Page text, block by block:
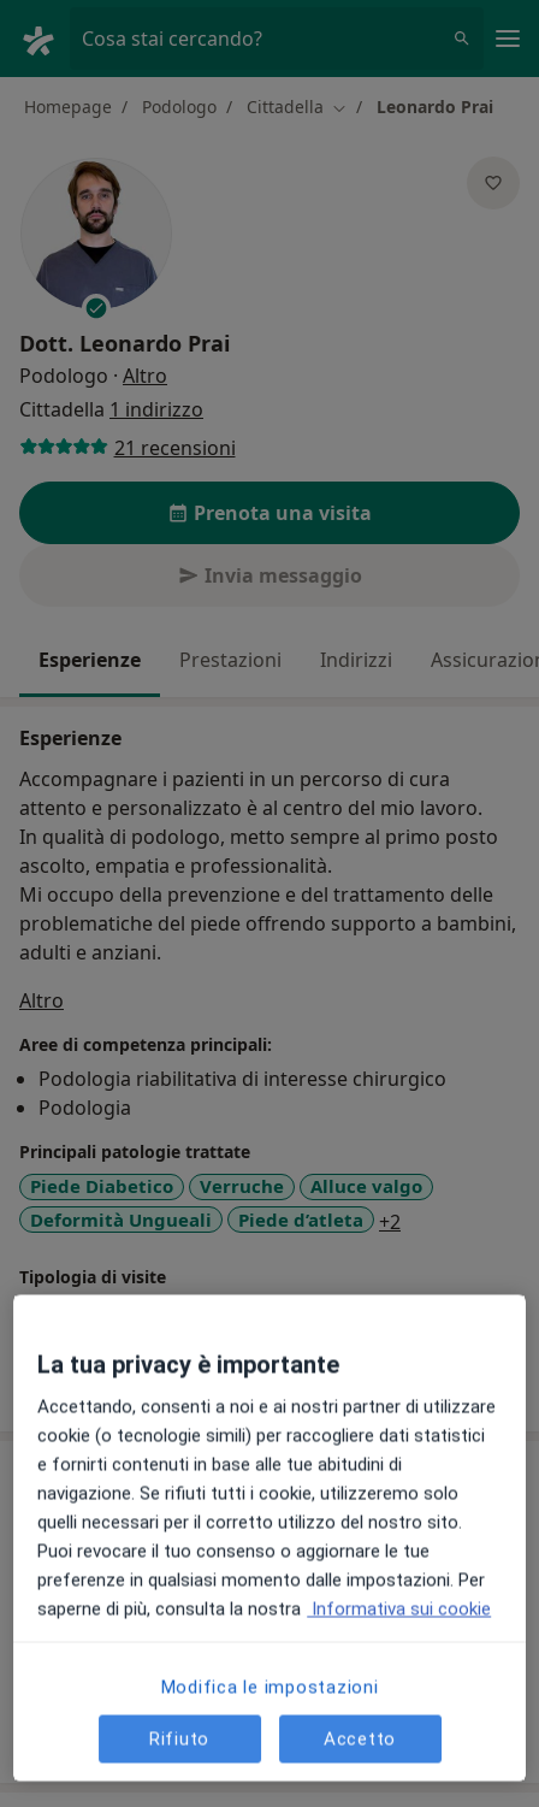
Cosa stai cercando?
Homepage Podologo Cittadella Cambia città
Leonardo Prai
Dott. Leonardo Prai
Podologo · Altro
Cittadella 1 indirizzo
21 recensioni
Prenota una visita
Invia messaggio
Esperienze Prestazioni Indirizzi
Esperienze
Accompagnare i pazienti in un percorso di cura
attento e personalizzato è al centro del mio lavoro.
In qualità di podologo, metto sempre al primo posto
ascolto, empatia e professionalità.
Mi occupo della prevenzione e del trattamento delle
problematiche del piede offrendo supporto a bambini,
adulti e anziani.
Altro
Aree di competenza principali:
Podologia riabilitativa di interesse chirurgico
Podologia
Principali patologie trattate
Piede Diabetico Verruche
Alluce valgo
Deformità Ungueali
Piede d’atleta +2
Tipologia di visite
Mostra dettaglisull'esperienza
Prestazioni e prezzi
Prima visita podologica
Da 50 € Dettagli
Visita podologica
Come funzionano i prezzi?
La tua privacy è importante
Accettando, consenti a noi e ai nostri partner di utilizzare
cookie (o tecnologie simili) per raccogliere dati statistici
e fornirti contenuti in base alle tue abitudini di
navigazione. Se rifiuti tutti i cookie, utilizzeremo solo
quelli necessari per il corretto utilizzo del nostro sito.
Puoi revocare il tuo consenso o aggiornare le tue
preferenze in qualsiasi momento dalle impostazioni. Per
saperne di più, consulta la nostra Informativa sui cookie
Modifica le impostazioni
Rifiuto Accetto